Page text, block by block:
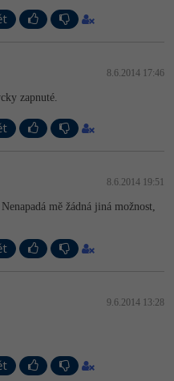
8.6.2014 17:46
zapnuté.
8.6.2014 19:51
Nenapadá mě žádná jiná možnost,
9.6.2014 13:28